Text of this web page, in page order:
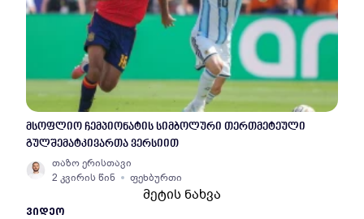
მსოფლიო ჩემპიონატის სიმბოლური თერთმეტეული
გულშემატკივართა ვერსიით
თაზო ერისთავი
2 კვირის წინ
ფეხბურთი
მეტის ნახვა
ᲕᲘᲓᲔᲝ